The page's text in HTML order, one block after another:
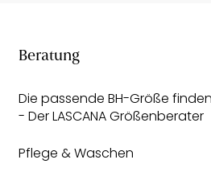
Beratung
Die passende BH-Größe finden
- Der LASCANA Größenberater
Pflege & Waschen